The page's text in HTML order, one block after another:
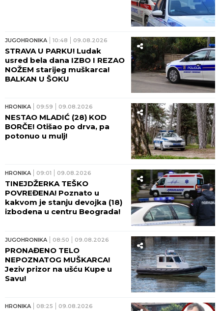
JUGOHRONIKA 10:48 09.08.2026
STRAVA U PARKU! Ludak
usred bela dana IZBO I REZAO
NOŽEM starijeg muškarca!
BALKAN U ŠOKU
HRONIKA 09:59 09.08.2026
NESTAO MLADIĆ (28) KOD
BORČE! Otišao po drva, pa
potonuo u mulj!
HRONIKA 09:01 09.08.2026
TINEJDŽERKA TEŠKO
POVREĐENA! Poznato u
kakvom je stanju devojka (18)
izbodena u centru Beograda!
JUGOHRONIKA 08:50 09.08.2026
PRONAĐENO TELO
NEPOZNATOG MUŠKARCA!
Jeziv prizor na ušću Kupe u
Savu!
HRONIKA 08:25 09.08.2026